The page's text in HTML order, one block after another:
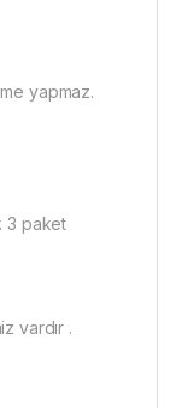
yapmaz.
3 paket
vardır .